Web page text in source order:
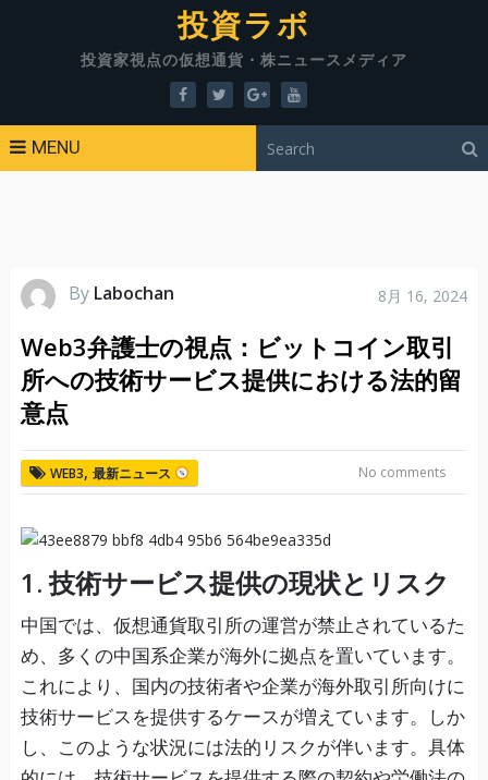
投資ラボ
投資家視点の仮想通貨・株ニュースメディア
MENU
By Labochan 8月 16, 2024
Web3弁護士の視点：ビットコイン取引
所への技術サービス提供における法的留
意点
WEB3, 最新ニュース No comments
1. 技術サービス提供の現状とリスク
中国では、仮想通貨取引所の運営が禁止されているた
め、多くの中国系企業が海外に拠点を置いています。
これにより、国内の技術者や企業が海外取引所向けに
技術サービスを提供するケースが増えています。しか
し、このような状況には法的リスクが伴います。具体